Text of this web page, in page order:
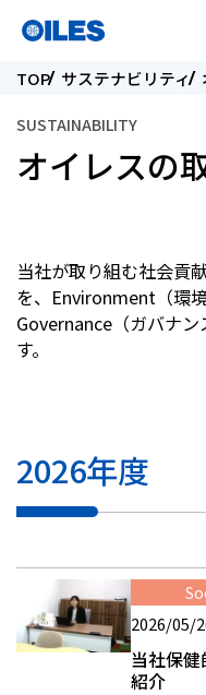
TOP サステナビリティ
SUSTAINABILITY
オイレスの
当社が取り組む社会貢
を、Environment（環
Governance（ガバナ
す。
2026年度
2026/05/
当社保健
紹介